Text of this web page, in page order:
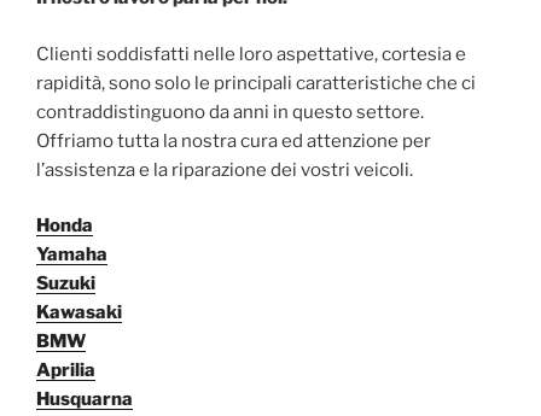
Clienti soddisfatti nelle loro aspettative, cortesia e
rapidità, sono solo le principali caratteristiche che ci
contraddistinguono da anni in questo settore.
Offriamo tutta la nostra cura ed attenzione per
l’assistenza e la riparazione dei vostri veicoli.
Honda
Yamaha
Suzuki
Kawasaki
BMW
Aprilia
Husquarna